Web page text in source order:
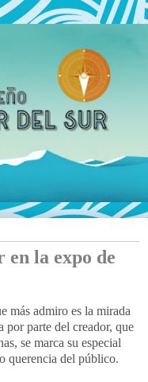
la expo de
más admiro es la mirada
por parte del creador, que
se marca su especial
querencia del público.